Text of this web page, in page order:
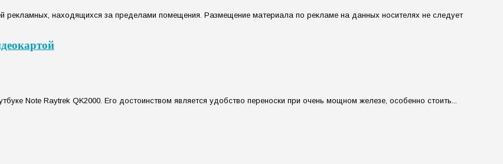
рекламных, находящихся за пределами помещения. Размещение материала по рекламе на данных носителях не следует
Note Raytrek QK2000. Его достоинством является удобство переноски при очень мощном железе, особенно стоить...